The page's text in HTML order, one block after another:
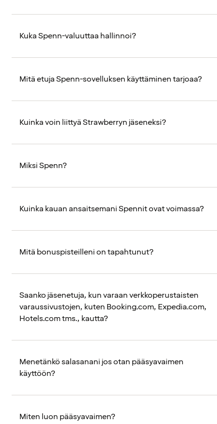
Kuka Spenn-valuuttaa hallinnoi?
Mitä etuja Spenn-sovelluksen käyttäminen tarjoaa?
Kuinka voin liittyä Strawberryn jäseneksi?
Miksi Spenn?
Kuinka kauan ansaitsemani Spennit ovat voimassa?
Mitä bonuspisteilleni on tapahtunut?
Saanko jäsenetuja, kun varaan verkkoperustaisten
varaussivustojen, kuten Booking.com, Expedia.com,
Hotels.com tms., kautta?
Menetänkö salasanani jos otan pääsyavaimen
käyttöön?
Miten luon pääsyavaimen?